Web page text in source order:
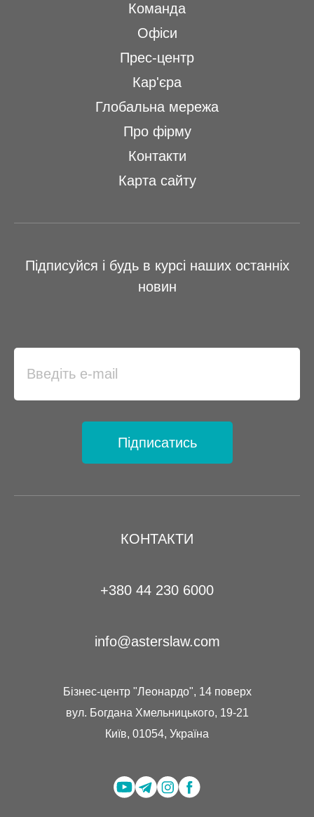
КОНТАКТИ
+380 44 230 6000
info@asterslaw.com
Бізнес-центр "Леонардо", 14 поверх
вул. Богдана Хмельницького, 19-21
Київ, 01054, Україна
Команда
Офіси
Прес-центр
Кар'єра
Глобальна мережа
Про фірму
Контакти
Карта сайту
Підписуйся і будь в курсі наших останніх
новин
Підписатись